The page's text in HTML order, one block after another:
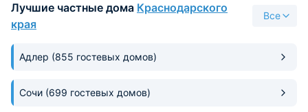
сетка. Комаров нет, никакой
другой живности нет. В комнатах
полотенца после пляжа. До моря
то дойдёт быстрее. Соотношение
Лучшие частные дома Краснодарского
края
Все
Адлер (855 гостевых домов)
Сочи (699 гостевых домов)